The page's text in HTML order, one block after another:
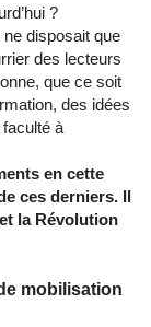
?
ne disposait que
des lecteurs
que ce soit
des idées
à
en cette
ces derniers. Il
la Révolution
mobilisation